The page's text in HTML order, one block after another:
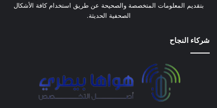
بتقديم المعلومات المتخصصة والصحيحة عن طريق استخدام كافة الأشكال
الصحفية الحديثة.
شركاء النجاح